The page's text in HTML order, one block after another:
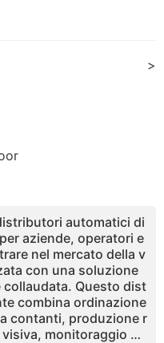
>
automatici di
aziende, operatori e
nel mercato della v
con una soluzione
Questo dist
combina ordinazione
contanti, produzione r
monitoraggio de